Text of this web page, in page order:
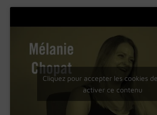
Cliquez pour accepter les cookies
activer ce contenu